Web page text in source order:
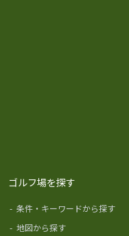
ゴルフ場を探す
- 条件・キーワードから探す
- 地図から探す